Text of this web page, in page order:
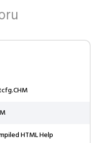
HTML Help